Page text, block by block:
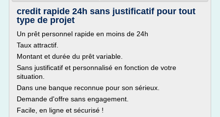
credit rapide 24h sans justificatif pour tout
type de projet
Un prêt personnel rapide en moins de 24h
Taux attractif.
Montant et durée du prêt variable.
Sans justificatif et personnalisé en fonction de votre
situation.
Dans une banque reconnue pour son sérieux.
Demande d'offre sans engagement.
Facile, en ligne et sécurisé !